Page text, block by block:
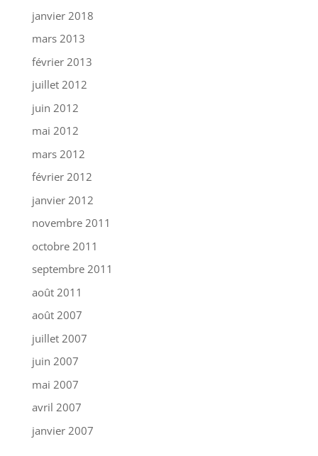
janvier 2018
mars 2013
février 2013
juillet 2012
juin 2012
mai 2012
mars 2012
février 2012
janvier 2012
novembre 2011
octobre 2011
septembre 2011
août 2011
août 2007
juillet 2007
juin 2007
mai 2007
avril 2007
janvier 2007